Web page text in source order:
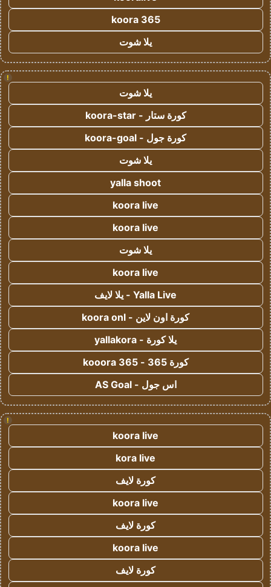
koora 365
يلا شوت
!
يلا شوت
كورة ستار - koora-star
كورة جول - koora-goal
يلا شوت
yalla shoot
koora live
koora live
يلا شوت
koora live
Yalla Live - يلا لايف
كورة اون لاين - koora onl
يلا كورة - yallakora
كورة 365 - kooora 365
اس جول - AS Goal
!
koora live
kora live
كورة لايف
koora live
كورة لايف
koora live
كورة لايف